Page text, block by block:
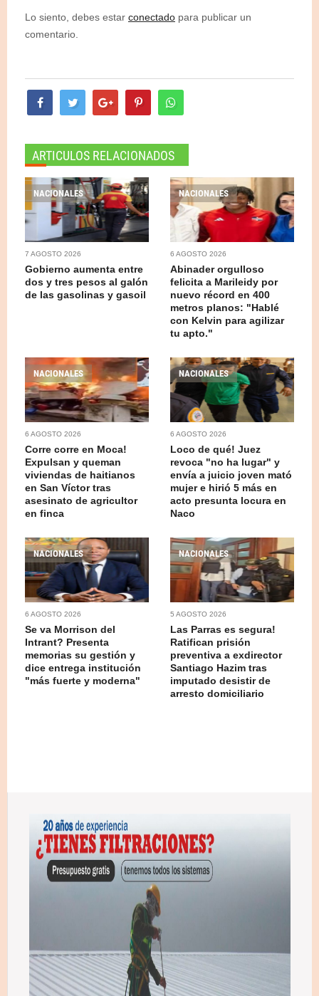
Lo siento, debes estar conectado para publicar un
comentario.
ARTICULOS RELACIONADOS
NACIONALES
7 AGOSTO 2026
Gobierno aumenta entre
dos y tres pesos al galón
de las gasolinas y gasoil
NACIONALES
6 AGOSTO 2026
Abinader orgulloso
felicita a Marileidy por
nuevo récord en 400
metros planos: "Hablé
con Kelvin para agilizar
tu apto."
NACIONALES
6 AGOSTO 2026
Corre corre en Moca!
Expulsan y queman
viviendas de haitianos
en San Víctor tras
asesinato de agricultor
en finca
NACIONALES
6 AGOSTO 2026
Loco de qué! Juez
revoca "no ha lugar" y
envía a juicio joven mató
mujer e hirió 5 más en
acto presunta locura en
Naco
NACIONALES
6 AGOSTO 2026
Se va Morrison del
Intrant? Presenta
memorias su gestión y
dice entrega institución
"más fuerte y moderna"
NACIONALES
5 AGOSTO 2026
Las Parras es segura!
Ratifican prisión
preventiva a exdirector
Santiago Hazim tras
imputado desistir de
arresto domiciliario